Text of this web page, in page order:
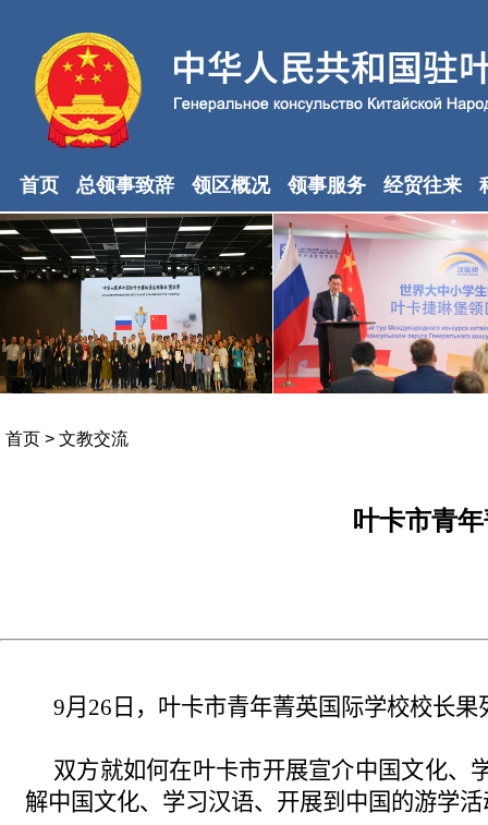
首页 总领事致辞 领区概况 领事服务 经贸往来
首页 > 文教交流
叶卡市青
9月 26 日，叶卡市青年菁英国际学校校长果
双方就如何在叶卡市开展宣介中国文化、
解中国文化、学习汉语、开展到中国的游学活